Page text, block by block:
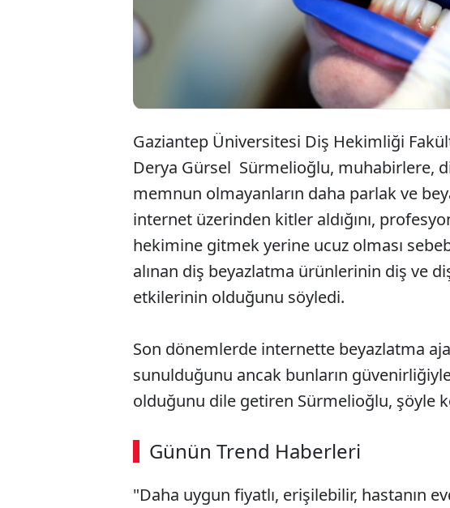
Gaziantep Üniversitesi Diş Hekimliği
Derya Gürsel Sürmelioğlu, muhabirlere,
memnun olmayanların daha parlak ve
internet üzerinden kitler aldığını,
hekimine gitmek yerine ucuz olması
alınan diş beyazlatma ürünlerinin diş ve
etkilerinin olduğunu söyledi.
Son dönemlerde internette beyazlatma
sunulduğunu ancak bunların güvenirliğiyle
olduğunu dile getiren Sürmelioğlu, şöyle
Günün Trend Haberleri
00:03 / 08:15
"Daha uygun fiyatlı, erişilebilir, hastanın